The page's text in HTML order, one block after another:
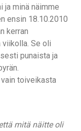
ja minä näimme
ensin 18.10.2010
kerran
viikolla. Se oli
punaista ja
toiveikasta
mitä näitte oli